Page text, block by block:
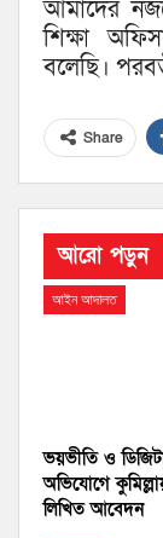
আমাদের
শিক্ষা
বলেছি।
Share
আরো পড়ুন
আইন আদালত
ভয়ভীতি ও
অভিযোগে
লিখিত আবেদন